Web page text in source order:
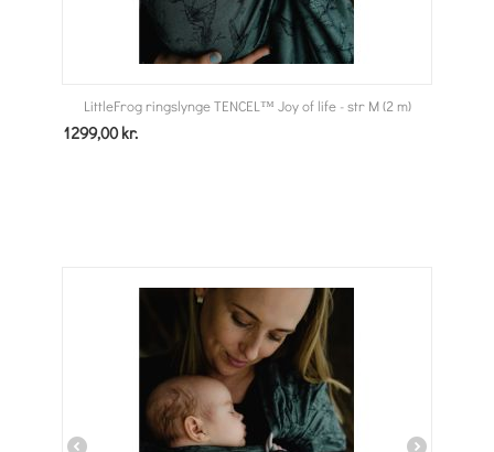
LittleFrog ringslynge TENCEL™ Joy of life - str M (2 m)
1299,00 kr.